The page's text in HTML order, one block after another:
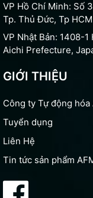
VP Hồ Chí Minh: Số
Tp. Thủ Đức, Tp
VP Nhật Bản: 1408-
Aichi Prefecture,
GIỚI THIỆU
Công ty Tự động hóa
Tuyển dụng
Liên Hệ
Tin tức sản phẩm